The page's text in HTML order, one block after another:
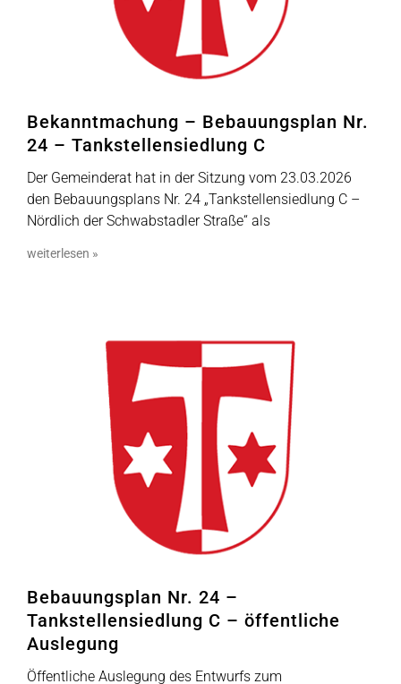
Bekanntmachung – Bebauungsplan Nr.
24 – Tankstellensiedlung C
Der Gemeinderat hat in der Sitzung vom 23.03.2026
den Bebauungsplans Nr. 24 „Tankstellensiedlung C –
Nördlich der Schwabstadler Straße“ als
weiterlesen »
Bebauungsplan Nr. 24 –
Tankstellensiedlung C – öffentliche
Auslegung
Öffentliche Auslegung des Entwurfs zum